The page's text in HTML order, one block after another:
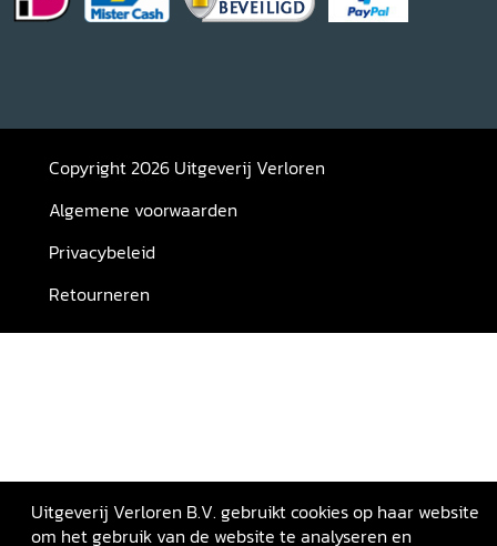
Copyright 2026 Uitgeverij Verloren
Algemene voorwaarden
Privacybeleid
Retourneren
Uitgeverij Verloren B.V. gebruikt cookies op haar website
om het gebruik van de website te analyseren en